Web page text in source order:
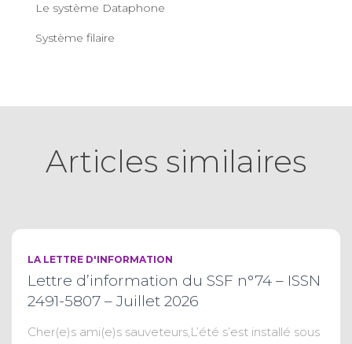
Le système Dataphone
Système filaire
Articles similaires
LA LETTRE D'INFORMATION
Lettre d’information du SSF n°74 – ISSN
2491-5807 – Juillet 2026
Cher(e)s ami(e)s sauveteurs,L’été s’est installé sous